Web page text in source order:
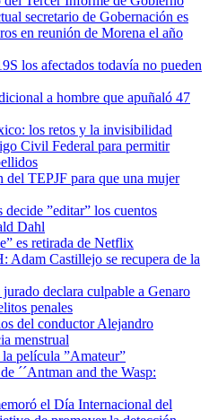
secretario de Gobernación es
en reunión de Morena el año
los afectados todavía no pueden
a hombre que apuñaló 47
los retos y la invisibilidad
Civil Federal para permitir
TEPJF para que una mujer
”editar” los cuentos
Dahl
es retirada de Netflix
Adam Castillejo se recupera de la
declara culpable a Genaro
penales
del conductor Alejandro
menstrual
película ”Amateur”
´´Antman and the Wasp:
el Día Internacional del